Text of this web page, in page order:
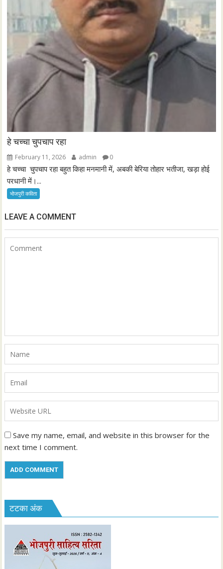
हे चच्चा चुपचाप रहा
February 11, 2026 admin 0
हे चच्चा चुपचाप रहा बहुत किहा मनमानी में, अबकी बेरिया तोहार भतीजा, खड़ा होई
परधानी में।...
भोजपुरी कविता
LEAVE A COMMENT
Save my name, email, and website in this browser for the
next time I comment.
टटका अंक